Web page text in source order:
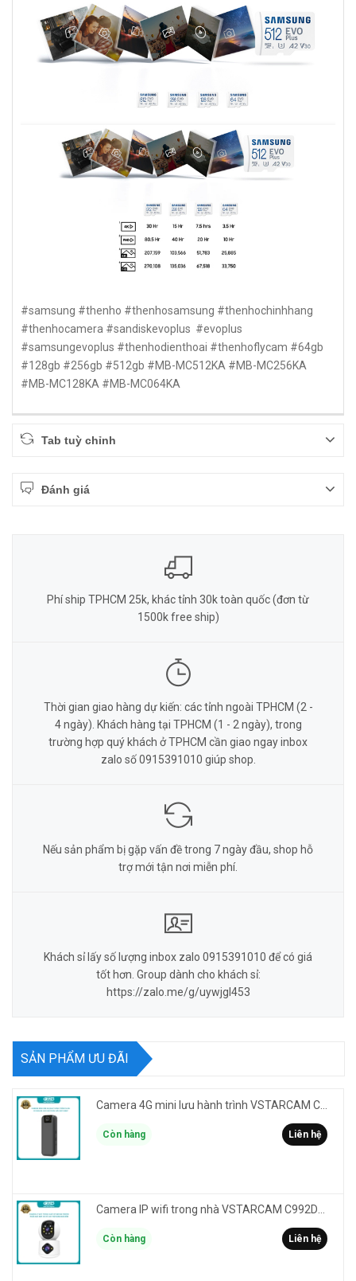
#samsung #thenho #thenhosamsung #thenhochinhhang
#thenhocamera #sandiskevoplus #evoplus
#samsungevoplus #thenhodienthoai #thenhoflycam #64gb
#128gb #256gb #512gb #MB-MC512KA #MB-MC256KA
#MB-MC128KA #MB-MC064KA
Tab tuỳ chỉnh
Đánh giá
Phí ship TPHCM 25k, khác tỉnh 30k toàn quốc (đơn từ
1500k free ship)
Thời gian giao hàng dự kiến: các tỉnh ngoài TPHCM (2 -
4 ngày). Khách hàng tại TPHCM (1 - 2 ngày), trong
trường hợp quý khách ở TPHCM cần giao ngay inbox
zalo số 0915391010 giúp shop.
Nếu sản phẩm bị gặp vấn đề trong 7 ngày đầu, shop hỗ
trợ mới tận nơi miễn phí.
Khách sỉ lấy số lượng inbox zalo 0915391010 để có giá
tốt hơn. Group dành cho khách sỉ:
https://zalo.me/g/uywjgl453
SẢN PHẨM ƯU ĐÃI
Còn hàng Liên hệ
Camera IP wifi trong nhà VSTARCAM C992DR phân giải HD 2MP 2 màn hình - báo động, đàm thoại, có màu
Còn hàng Liên hệ